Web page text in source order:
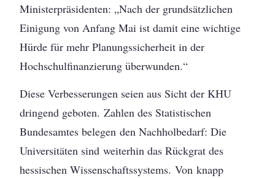
Ministerpräsidenten: „Nach der grundsätzlichen
Einigung von Anfang Mai ist damit eine wichtige
Hürde für mehr Planungssicherheit in der
Hochschulfinanzierung überwunden.“
Diese Verbesserungen seien aus Sicht der KHU
dringend geboten. Zahlen des Statistischen
Bundesamtes belegen den Nachholbedarf: Die
Universitäten sind weiterhin das Rückgrat des
hessischen Wissenschaftssystems. Von knapp